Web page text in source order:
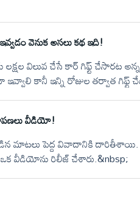
వెనుక అసలు కథ ఇది!
లక్షల విలువ చేసే కార్ గిఫ్ట్ చేసారట
కానీ ఇన్ని రోజుల తర్వాత గిఫ్ట్
సుజీత్ ద్వారా లాంచ్.
దాన్ని గిఫ్ట్ అని అనొచ్చా లేదా అనేది
వీడియో!
మాటలు పెద్ద వివాదానికి
వీడియోను రిలీజ్ చేశారు.&nbsp;